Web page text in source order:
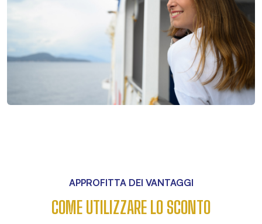
APPROFITTA DEI VANTAGGI
COME UTILIZZARE LO SCONTO